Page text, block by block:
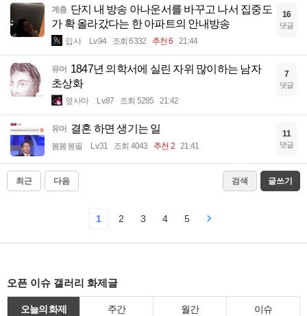
계층 단지 내 방송 아나운서를 바꾸고 나서 집중도
가 확 올라갔다는 한 아파트의 안내방송
입사 Lv.94 조회 6332 추천 6 21:44
16
댓글
유머 1847년 의학서에 실린 자위 많이하는 남자
초상화
옆사마 Lv.87 조회 5285 21:42
7
댓글
유머 결혼 하면 생기는 일
봄봄봉필 Lv.31 조회 4043 추천 2 21:41
11
댓글
최근 다음 검색 글쓰기
1 2 3 4 5
오픈 이슈 갤러리 화제글
오늘의 화제 주간 월간 이슈